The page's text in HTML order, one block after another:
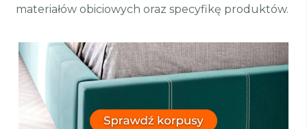
materiałów obiciowych oraz specyfikę produktów.